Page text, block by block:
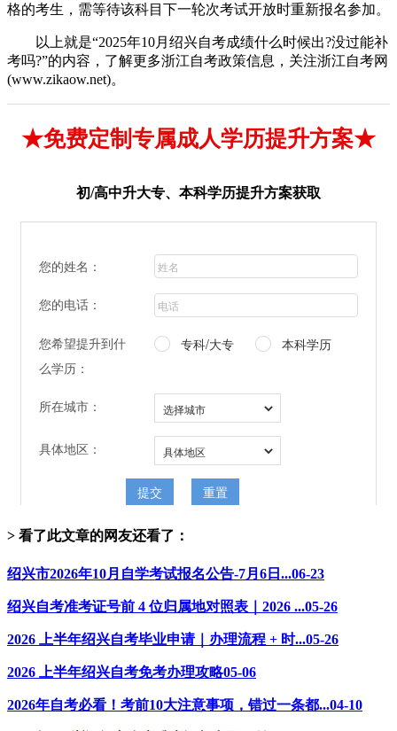
格的考生，需等待该科目下一轮次考试开放时重新报名参加。
以上就是“2025年10月绍兴自考成绩什么时候出?没过能补
考吗?”的内容，了解更多浙江自考政策信息，关注浙江自考网
(www.zikaow.net)。
★免费定制专属成人学历提升方案★
初/高中升大专、本科学历提升方案获取
> 看了此文章的网友还看了：
绍兴市2026年10月自学考试报名公告-7月6日...06-23
绍兴自考准考证号前 4 位归属地对照表｜2026 ...05-26
2026 上半年绍兴自考毕业申请｜办理流程 + 时...05-26
2026 上半年绍兴自考免考办理攻略05-06
2026年自考必看！考前10大注意事项，错过一条都...04-10